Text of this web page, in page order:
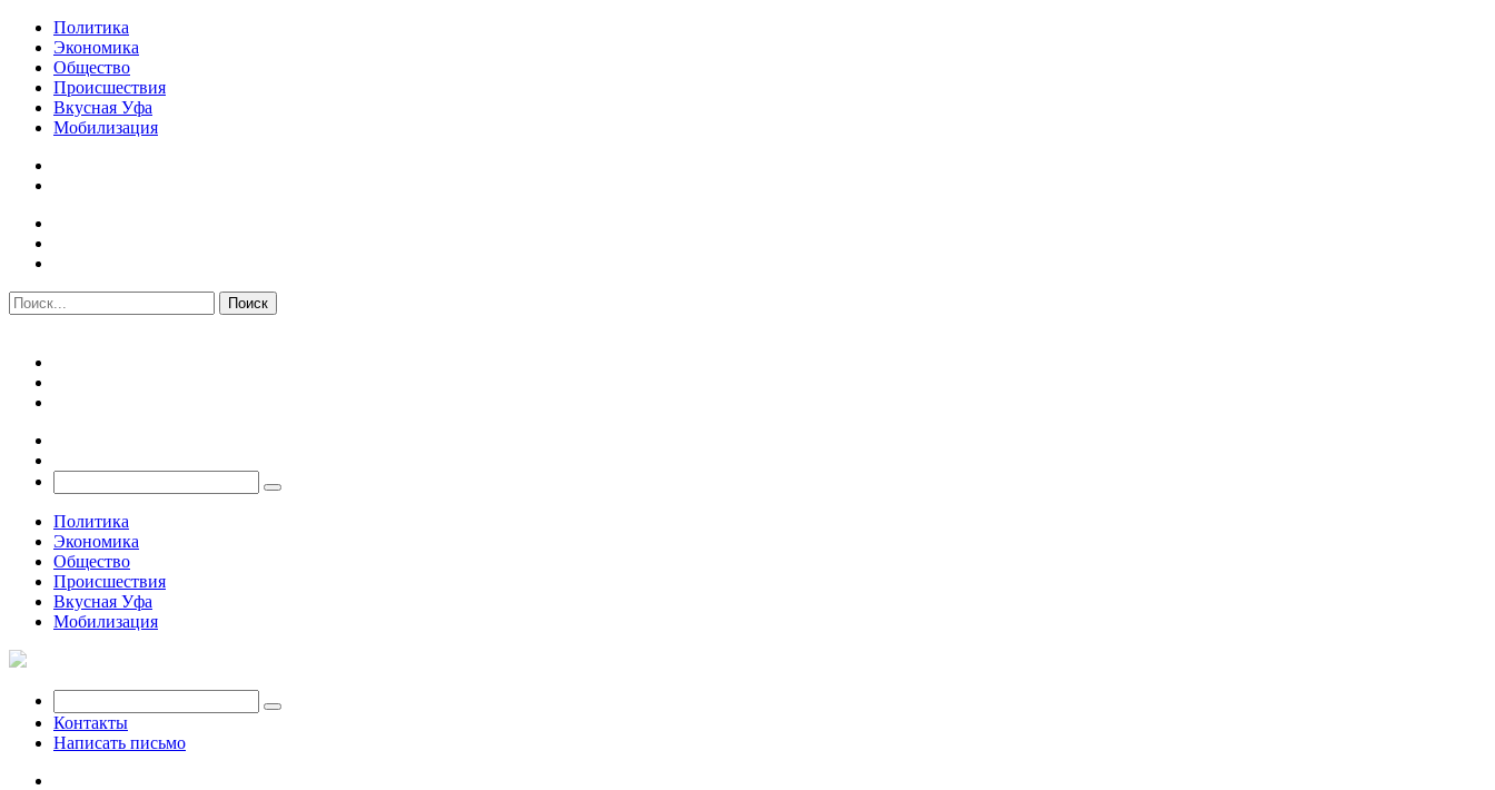
Политика
Экономика
Общество
Происшествия
Вкусная Уфа
Мобилизация
Политика
Экономика
Общество
Происшествия
Вкусная Уфа
Мобилизация
Контакты
Написать письмо